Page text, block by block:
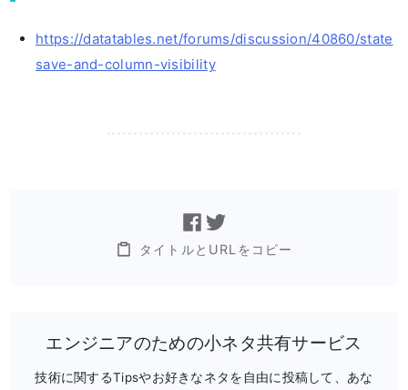
https://datatables.net/forums/discussion/40860/state
save-and-column-visibility
タイトルとURLをコピー
エンジニアのための小ネタ共有サービス
技術に関するTipsやお好きなネタを自由に投稿して、あな